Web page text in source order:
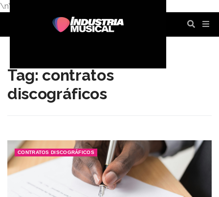
\n\n
Tag: contratos
discográficos
CONTRATOS DISCOGRÁFICOS